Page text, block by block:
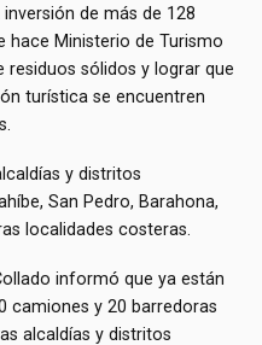
de más de 128
hace Ministerio de Turismo
residuos sólidos y lograr que
turística se encuentren
y distritos
San Pedro, Barahona,
localidades costeras.
informó que ya están
camiones y 20 barredoras
alcaldías y distritos